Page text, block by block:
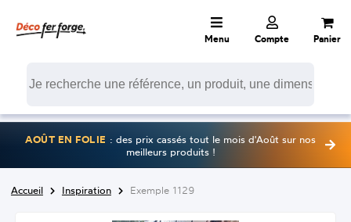
Menu Compte Panier
AOÛT EN FOLIE : des prix cassés tout le mois d'Août sur nos
meilleurs produits !
Accueil Inspiration Exemple 1129